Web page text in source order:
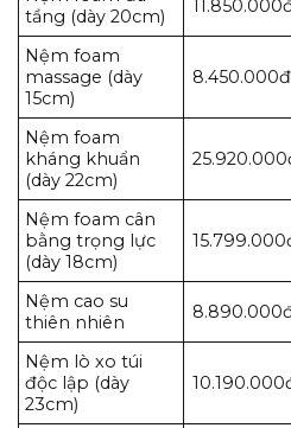
tầng (dày 20cm)
Nệm foam
massage (dày
15cm)
8.450.000đ
Nệm foam
kháng khuẩn
(dày 22cm)
Nệm foam cân
bằng trọng lực
(dày 18cm)
Nệm cao su
thiên nhiên
Nệm lò xo túi
độc lập (dày
23cm)